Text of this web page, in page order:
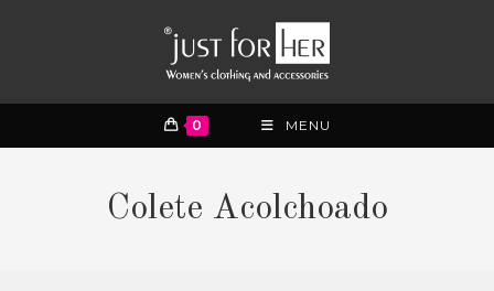
0 MENU
Colete Acolchoado